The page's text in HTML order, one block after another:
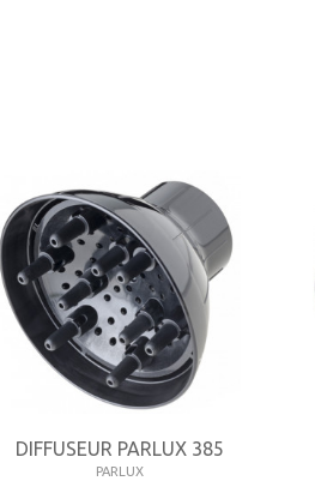
DIFFUSEUR PARLUX 385
PARLUX